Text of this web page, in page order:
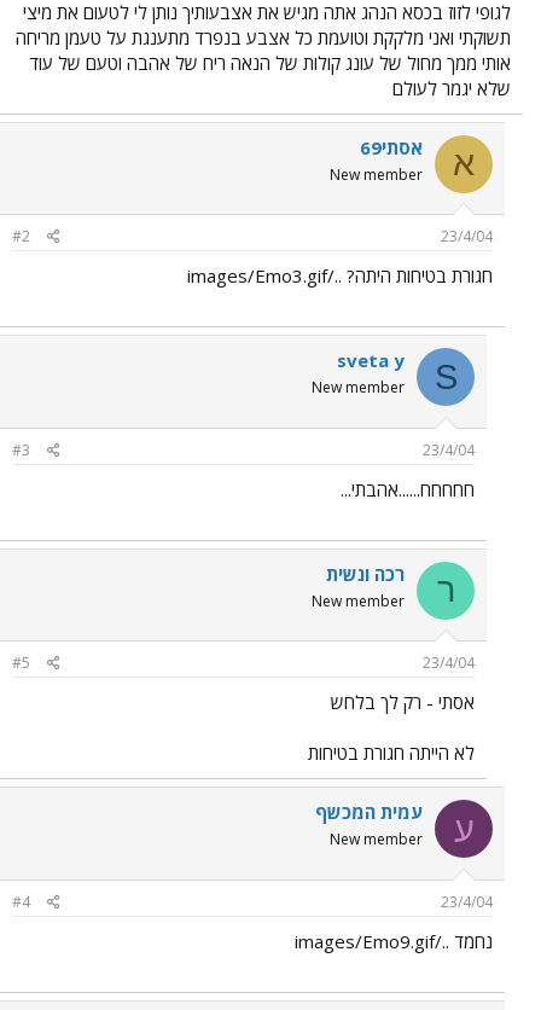
לגופי לזוז בכסא הנהג אתה מגיש את אצבעותיך נותן לי לטעום את מיצי
תשוקתי ואני מלקקת וטועמת כל אצבע בנפרד מתענגת על טעמן מריחה
אותי ממך מחול של עונג קולות של הנאה ריח של אהבה וטעם של עוד
שלא יגמר לעולם
א אסתי69
New member
23/4/04
#2
חגורת בטיחות היתה? ../images/Emo3.gif
S
sveta y
New member
23/4/04
#3
חחחחח......אהבתי...
ר רכה ונשית
New member
23/4/04
#5
אסתי - רק לך בלחש
לא הייתה חגורת בטיחות
ע עמית המכשף
New member
23/4/04
#4
נחמד ../images/Emo9.gif